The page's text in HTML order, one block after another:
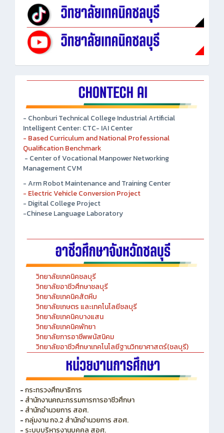
- Chonburi Technical College Industrial Artificial
Intelligent Center: CTC- IAI Center
- Based Curriculum and National Professional
Qualification Benchmark
- Center of Vocational Manpower Networking
Management CVM
- Arm Robot Maintenance and Training Center
- Electric Vehicle Conversion Project
- Digital College Project
-Chinese Language Laboratory
วิทยาลัยเทคนิคชลบุรี
วิทยาลัยอาชีวศึกษาชลบุรี
วิทยาลัยเทคนิคสัตหีบ
วิทยาลัยเกษตร และเทคโนโลยีชลบุรี
วิทยาลัยเทคนิคบางแสน
วิทยาลัยเทคนิคพัทยา
วิทยาลัยการอาชีพพนัสนิคม
วิทยาลัยอาชีวศึกษาเทคโนโลยีฐานวิทยาศาสตร์(ชลบุรี)
-กระทรวงศึกษาธิการ
- สำนักงานคณะกรรมการการอาชีวศึกษา
- สำนักอำนวยการ สอศ.
-กลุ่มงาน กจ.2 สำนักอำนวยการ สอศ.
- ระบบบริหารงานบุคคล สอศ.